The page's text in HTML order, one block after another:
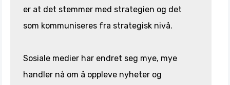
er at det stemmer med strategien og det
som kommuniseres fra strategisk nivå.
Sosiale medier har endret seg mye, mye
handler nå om å oppleve nyheter og